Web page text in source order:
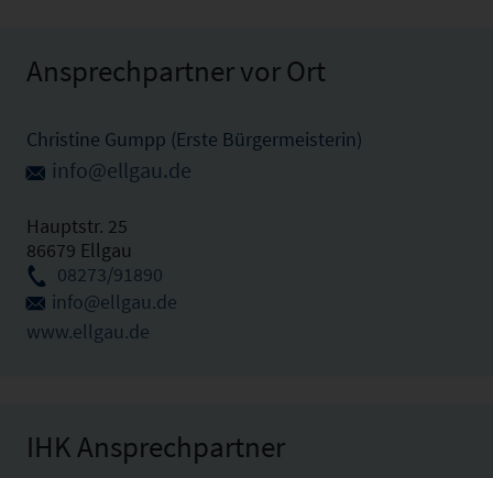
Ansprechpartner vor Ort
Christine Gumpp (Erste Bürgermeisterin)
info@ellgau.de
Hauptstr. 25
86679 Ellgau
08273/91890
info@ellgau.de
www.ellgau.de
IHK Ansprechpartner